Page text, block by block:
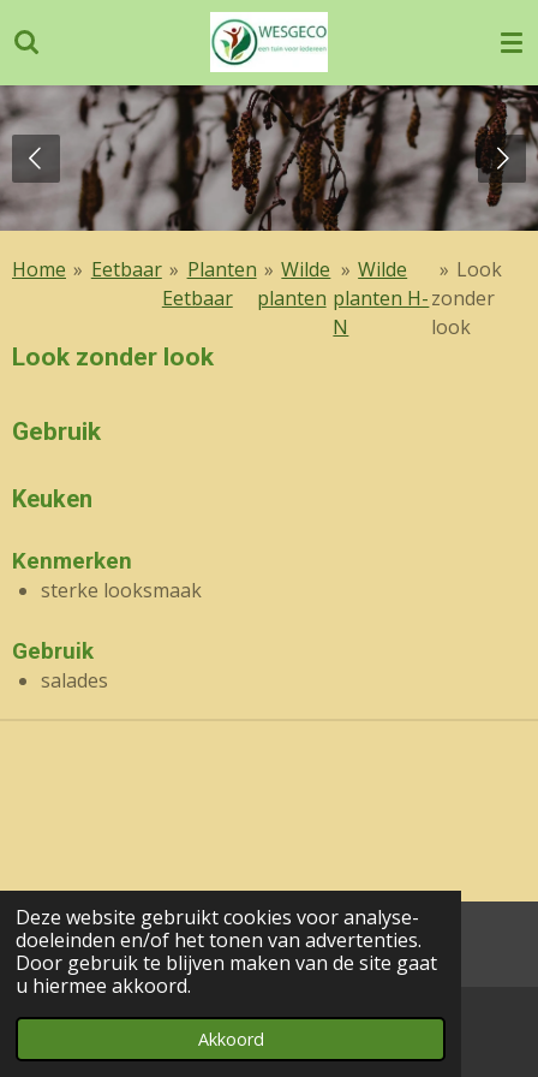
Deze website gebruikt cookies voor analyse-
doeleinden en/of het tonen van advertenties.
Door gebruik te blijven maken van de site gaat
u hiermee akkoord.
Akkoord
direct
naar
de
hoofdinhoud
Home » Eetbaar » Planten
Eetbaar
» Wilde
planten
» Wilde
planten H-
N
» Look
zonder
look
Look zonder look
Gebruik
Keuken
Kenmerken
sterke looksmaak
Gebruik
salades
aa© 2017 - 2024 wesgeco
E-mailadres